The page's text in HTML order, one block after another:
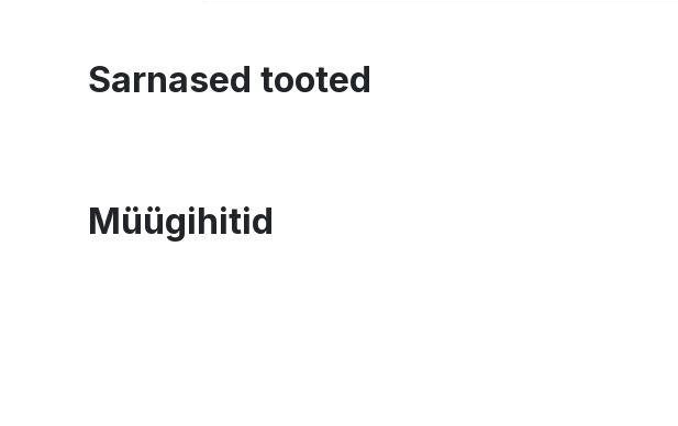
Sarnased tooted
Müügihitid